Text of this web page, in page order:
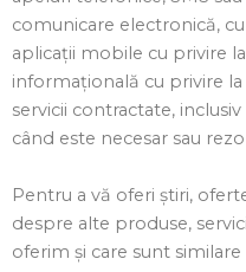
comunicare electronică,
aplicații mobile cu privire
informațională cu privire
servicii contractate,
când este necesar sau
Pentru a vă oferi știri,
despre alte produse,
oferim și care sunt